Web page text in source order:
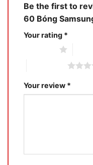
Be the first to
60 Bóng
Your rating *
Your review *